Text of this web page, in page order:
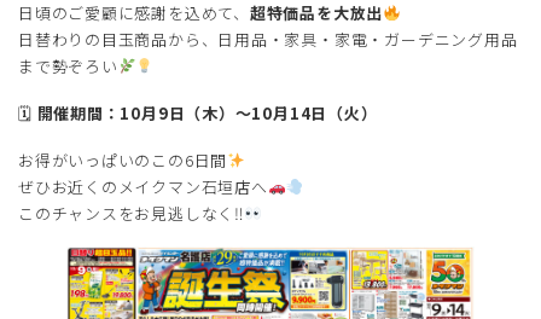
新
日
時
日頃のご愛顧に感謝を込めて、 超特価品を大放出
日替わりの目玉商品から、日用品・家具・家電・ガーデニング用品
まで勢ぞろい
🗓 開催期間：10月9日（木）～10月14日（火）
お得がいっぱいのこの6日間
ぜひお近くのメイクマン石垣店へ
このチャンスをお見逃しなく‼